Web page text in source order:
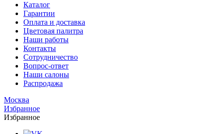
Каталог
Гарантии
Оплата и доставка
Цветовая палитра
Наши работы
Контакты
Сотрудничество
Вопрос-ответ
Наши салоны
Распродажа
Москва
Избранное
Избранное